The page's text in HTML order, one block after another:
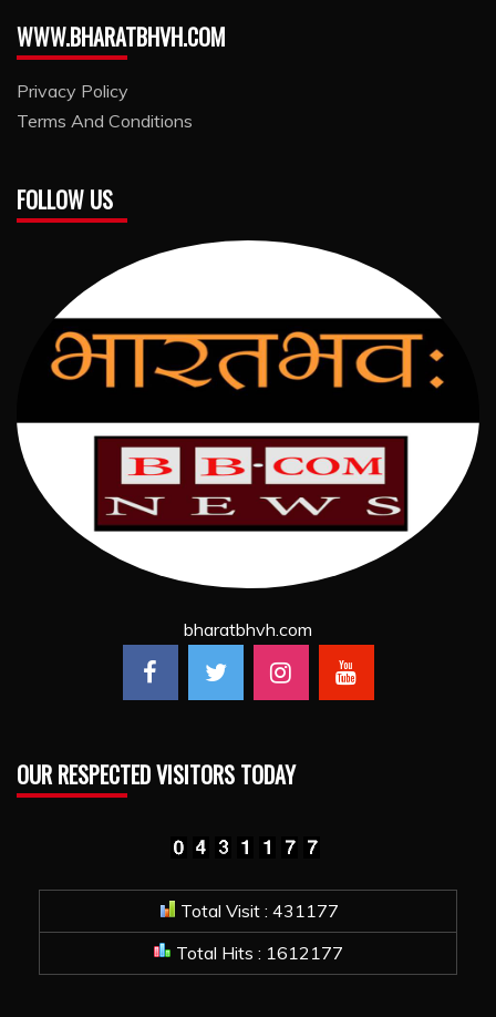
WWW.BHARATBHVH.COM
Privacy Policy
Terms And Conditions
FOLLOW US
bharatbhvh.com
OUR RESPECTED VISITORS TODAY
Total Visit : 431177
Total Hits : 1612177